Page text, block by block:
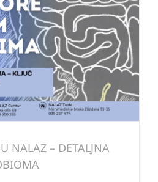
NALAZ – DETALJNA